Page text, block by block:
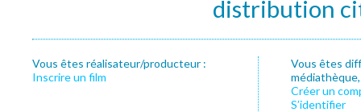
distribution
Vous êtes réalisateur/producteur :
Inscrire un film
Vous êtes
Créer un
S’identifier